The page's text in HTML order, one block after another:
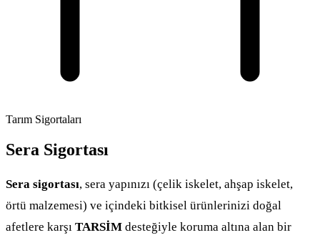
Tarım Sigortaları
Sera Sigortası
Sera sigortası, sera yapınızı (çelik iskelet, ahşap iskelet,
örtü malzemesi) ve içindeki bitkisel ürünlerinizi doğal
afetlere karşı TARSİM desteğiyle koruma altına alan bir